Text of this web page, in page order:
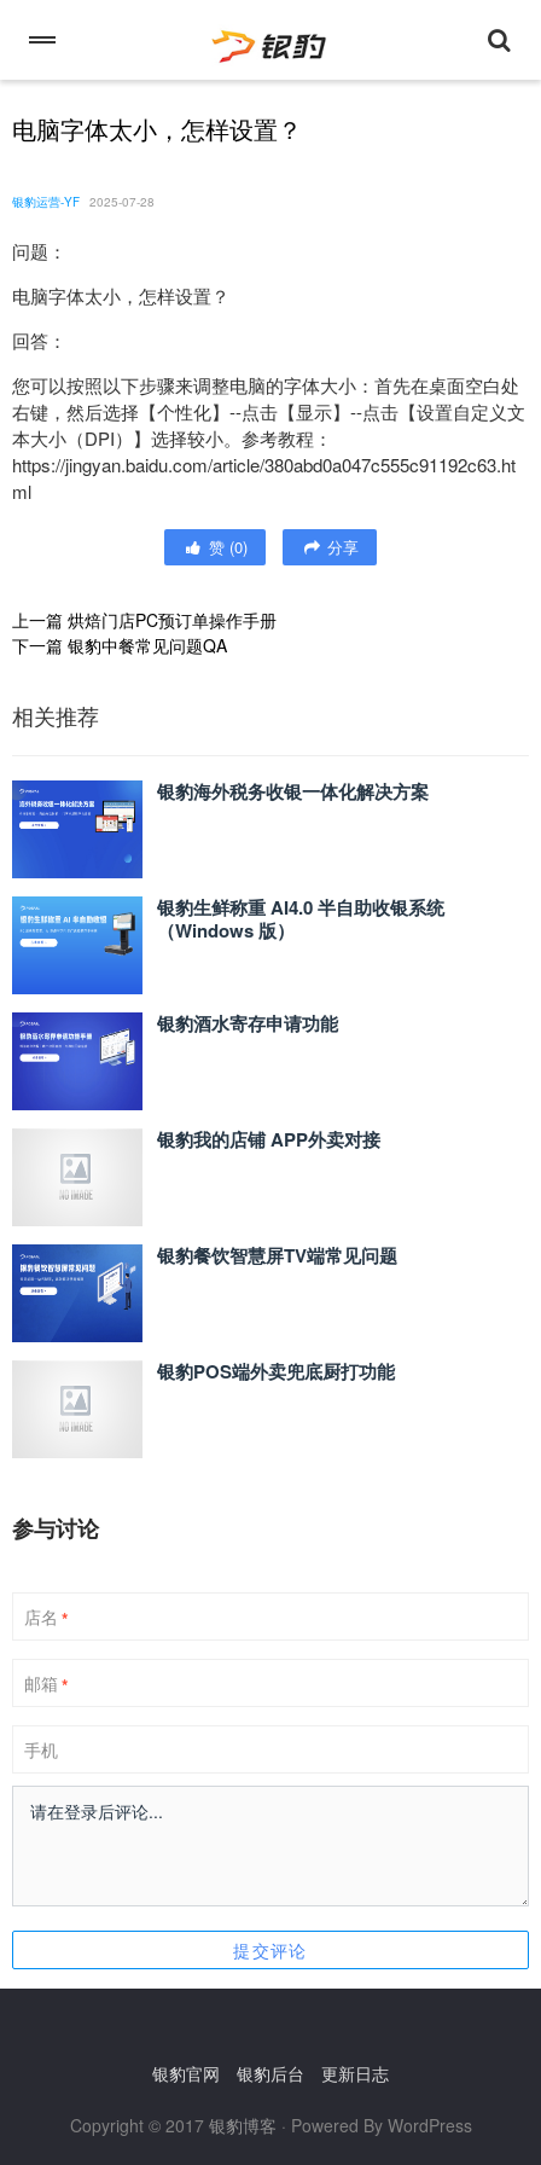
电脑字体太小，怎样设置？
银豹运营-YF 2025-07-28
问题：
电脑字体太小，怎样设置？
回答：
您可以按照以下步骤来调整电脑的字体大小：首先在桌面空白处
右键，然后选择【个性化】--点击【显示】--点击【设置自定义文
本大小（DPI）】选择较小。参考教程：
https://jingyan.baidu.com/article/380abd0a047c555c91192c63.ht
ml
赞 (0) 分享
上一篇 烘焙门店PC预订单操作手册
下一篇 银豹中餐常见问题QA
相关推荐
银豹海外税务收银一体化解决方案
银豹生鲜称重 AI4.0 半自助收银系统
（Windows 版）
银豹酒水寄存申请功能
银豹我的店铺 APP外卖对接
银豹餐饮智慧屏TV端常见问题
银豹POS端外卖兜底厨打功能
参与讨论
店名 *
邮箱 *
手机
银豹官网 银豹后台 更新日志
Copyright © 2017 银豹博客 · Powered By WordPress